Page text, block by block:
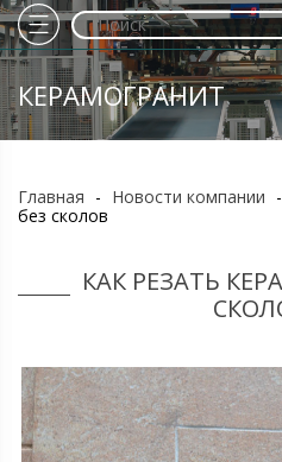
КЕРАМОГРАНИТ
Главная - Новости компании -
без сколов
КАК РЕЗАТЬ